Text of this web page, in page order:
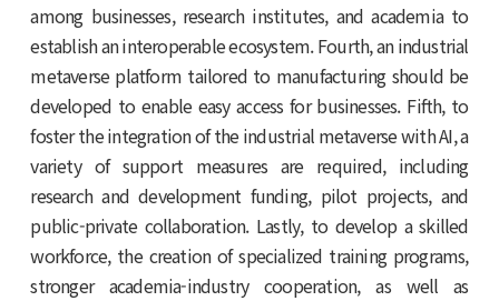
among businesses, research institutes, and academia to
establish an interoperable ecosystem. Fourth, an industrial
metaverse platform tailored to manufacturing should be
developed to enable easy access for businesses. Fifth, to
foster the integration of the industrial metaverse with AI, a
variety of support measures are required, including
research and development funding, pilot projects, and
public-private collaboration. Lastly, to develop a skilled
workforce, the creation of specialized training programs,
stronger academia-industry cooperation, as well as